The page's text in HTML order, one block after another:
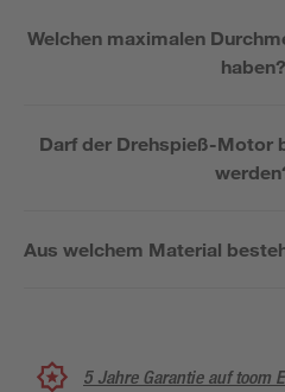
Welchen maximalen
haben?
Darf der Drehspieß-Motor
Aus welchem Material
5 Jahre Garantie auf toom